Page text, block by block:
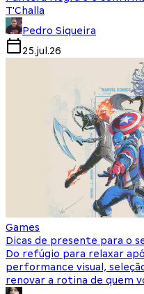
T'Challa
Pedro Siqueira
25.jul.26
Games
Dicas de presente para o
Do refúgio para relaxar
performance visual,
renovar a rotina de quem